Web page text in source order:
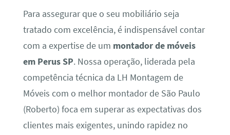
Para assegurar que o seu mobiliário seja
tratado com excelência, é indispensável contar
com a expertise de um montador de móveis
em Perus SP. Nossa operação, liderada pela
competência técnica da LH Montagem de
Móveis com o melhor montador de São Paulo
(Roberto) foca em superar as expectativas dos
clientes mais exigentes, unindo rapidez no